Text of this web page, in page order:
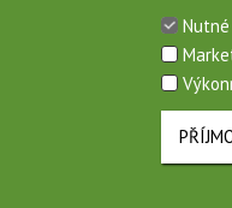
Zásady
Toto jsou
Nutné